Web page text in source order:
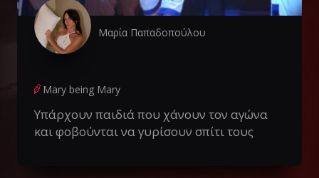
Μαρία Παπαδοπούλου
Mary being Mary
Υπάρχουν παιδιά που χάνουν τον αγώνα
και φοβούνται να γυρίσουν σπίτι τους